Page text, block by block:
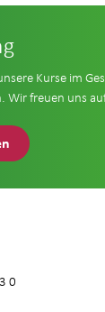
Kurse im
Wir freuen uns
0